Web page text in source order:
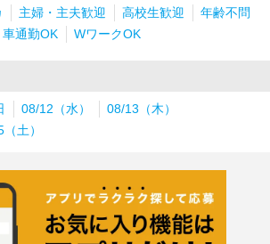
主婦・主夫歓迎 高校生歓迎
年齢不問
通勤OK WワークOK
08/12（水）
08/13（木）
土）